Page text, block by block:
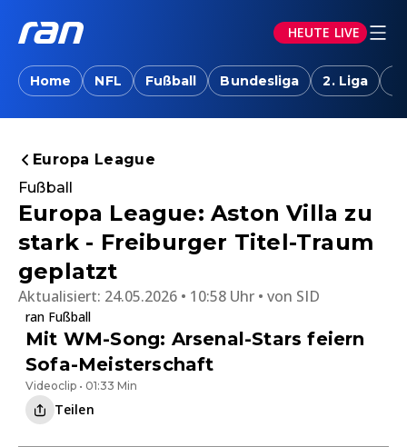
HEUTE LIVE
Home NFL Fußball Bundesliga 2. Liga
Europa League
Fußball
Europa League: Aston Villa zu
stark - Freiburger Titel-Traum
geplatzt
Aktualisiert: 24.05.2026 • 10:58 Uhr von SID
ran Fußball
Mit WM-Song: Arsenal-Stars feiern
Sofa-Meisterschaft
Videoclip • 01:33 Min
Teilen